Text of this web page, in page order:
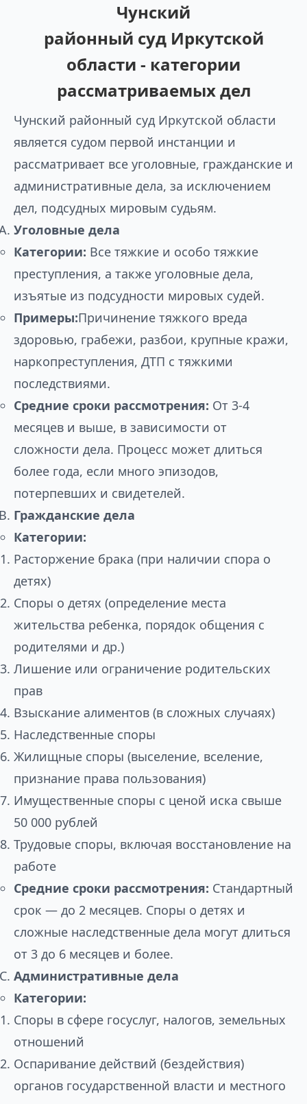
Чунский
районный суд Иркутской
области - категории
рассматриваемых дел
Чунский районный суд Иркутской области
является судом первой инстанции и
рассматривает все уголовные, гражданские и
административные дела, за исключением
дел, подсудных мировым судьям.
Уголовные дела
Категории: Все тяжкие и особо тяжкие
преступления, а также уголовные дела,
изъятые из подсудности мировых судей.
Примеры:Причинение тяжкого вреда
здоровью, грабежи, разбои, крупные кражи,
наркопреступления, ДТП с тяжкими
последствиями.
Средние сроки рассмотрения: От 3-4
месяцев и выше, в зависимости от
сложности дела. Процесс может длиться
более года, если много эпизодов,
потерпевших и свидетелей.
Гражданские дела
Категории:
Расторжение брака (при наличии спора о
детях)
Споры о детях (определение места
жительства ребенка, порядок общения с
родителями и др.)
Лишение или ограничение родительских
прав
Взыскание алиментов (в сложных случаях)
Наследственные споры
Жилищные споры (выселение, вселение,
признание права пользования)
Имущественные споры с ценой иска свыше
50 000 рублей
Трудовые споры, включая восстановление на
работе
Средние сроки рассмотрения: Стандартный
срок — до 2 месяцев. Споры о детях и
сложные наследственные дела могут длиться
от 3 до 6 месяцев и более.
Административные дела
Категории:
Споры в сфере госуслуг, налогов, земельных
отношений
Оспаривание действий (бездействия)
органов государственной власти и местного